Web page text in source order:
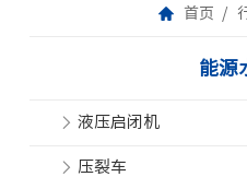
首页
能源
液压启闭机
压裂车